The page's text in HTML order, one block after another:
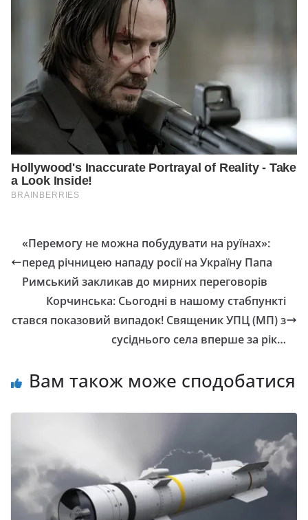
«Перемогу не можна побудувати на руїнах»:
перед річницею нападу росії на Україну Папа
Римський закликав до мирних переговорів
Корчинська: Сьогодні в нашому стабпункті
стався показовий випадок! Священик УПЦ (МП) з
сусіднього села вперше за рік…
Вам також може сподобатися